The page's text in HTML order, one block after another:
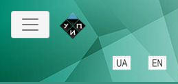
Skip
main